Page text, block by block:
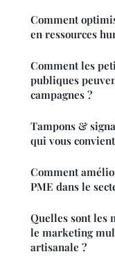
Comment
en ressources
Comment les
publiques
campagnes ?
Tampons &
qui vous convient
Comment
PME dans le
Quelles sont les
le marketing
artisanale ?